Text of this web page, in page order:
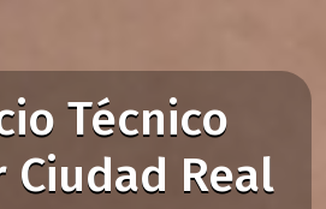
Técnico
Ciudad Real